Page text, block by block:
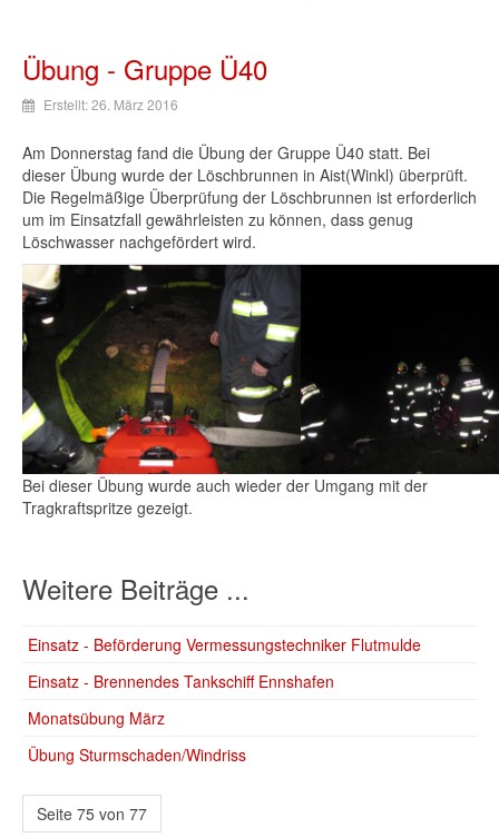
Übung - Gruppe Ü40
Erstellt: 26. März 2016
Am Donnerstag fand die Übung der Gruppe Ü40 statt. Bei
dieser Übung wurde der Löschbrunnen in Aist(Winkl) überprüft.
Die Regelmäßige Überprüfung der Löschbrunnen ist erforderlich
um im Einsatzfall gewährleisten zu können, dass genug
Löschwasser nachgefördert wird.
Bei dieser Übung wurde auch wieder der Umgang mit der
Tragkraftspritze gezeigt.
Weitere Beiträge ...
Einsatz - Beförderung Vermessungstechniker Flutmulde
Einsatz - Brennendes Tankschiff Ennshafen
Monatsübung März
Übung Sturmschaden/Windriss
Seite 75 von 77